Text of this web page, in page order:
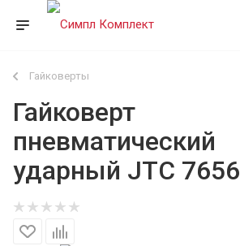
Гайковерты
Гайковерт
пневматический
ударный JTC 7656